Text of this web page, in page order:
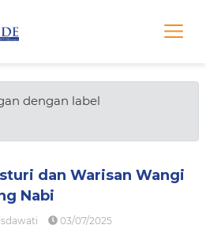
dengan label
dan Warisan Wangi
Nabi
03/07/2025